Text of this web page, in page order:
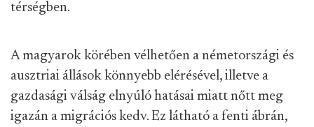
térségben.
A magyarok körében vélhetően a németországi és
ausztriai állások könnyebb elérésével, illetve a
gazdasági válság elnyúló hatásai miatt nőtt meg
igazán a migrációs kedv. Ez látható a fenti ábrán,